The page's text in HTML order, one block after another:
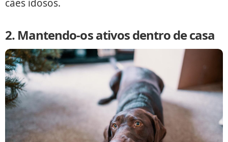
cães idosos.
2. Mantendo-os ativos dentro de casa